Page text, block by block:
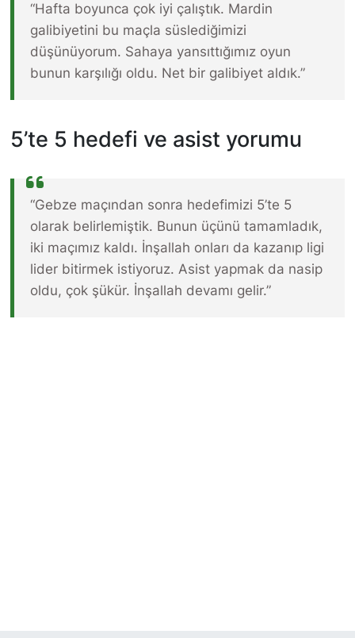
“Hafta boyunca çok iyi çalıştık. Mardin
galibiyetini bu maçla süslediğimizi
düşünüyorum. Sahaya yansıttığımız oyun
bunun karşılığı oldu. Net bir galibiyet aldık.”
5’te 5 hedefi ve asist yorumu
“Gebze maçından sonra hedefimizi 5’te 5
olarak belirlemiştik. Bunun üçünü tamamladık,
iki maçımız kaldı. İnşallah onları da kazanıp ligi
lider bitirmek istiyoruz. Asist yapmak da nasip
oldu, çok şükür. İnşallah devamı gelir.”